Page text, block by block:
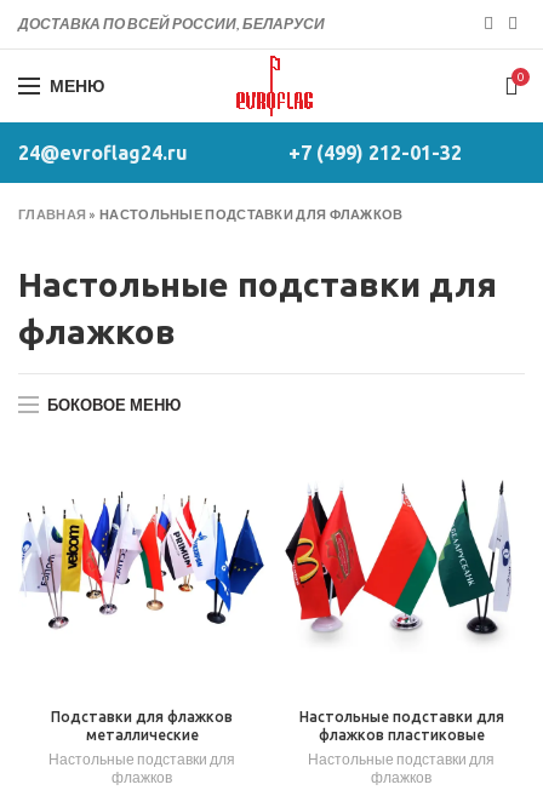
ДОСТАВКА ПО ВСЕЙ РОССИИ, БЕЛАРУСИ
МЕНЮ 0
24@evroflag24.ru +7 (499) 212-01-32
ГЛАВНАЯ »НАСТОЛЬНЫЕ ПОДСТАВКИ ДЛЯ ФЛАЖКОВ
Настольные подставки для
флажков
БОКОВОЕ МЕНЮ
Подставки для флажков
металлические
Настольные подставки для
флажков
Настольные подставки для
флажков пластиковые
Настольные подставки для
флажков